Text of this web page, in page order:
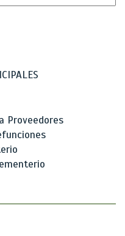
Proveedores